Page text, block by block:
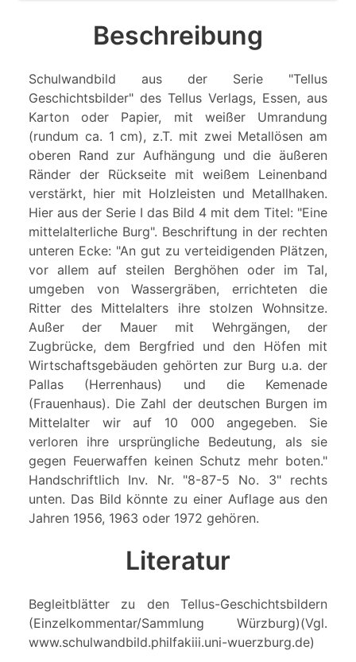
Beschreibung
Schulwandbild aus der Serie "Tellus
Geschichtsbilder" des Tellus Verlags, Essen, aus
Karton oder Papier, mit weißer Umrandung
(rundum ca. 1 cm), z.T. mit zwei Metallösen am
oberen Rand zur Aufhängung und die äußeren
Ränder der Rückseite mit weißem Leinenband
verstärkt, hier mit Holzleisten und Metallhaken.
Hier aus der Serie I das Bild 4 mit dem Titel: "Eine
mittelalterliche Burg". Beschriftung in der rechten
unteren Ecke: "An gut zu verteidigenden Plätzen,
vor allem auf steilen Berghöhen oder im Tal,
umgeben von Wassergräben, errichteten die
Ritter des Mittelalters ihre stolzen Wohnsitze.
Außer der Mauer mit Wehrgängen, der
Zugbrücke, dem Bergfried und den Höfen mit
Wirtschaftsgebäuden gehörten zur Burg u.a. der
Pallas (Herrenhaus) und die Kemenade
(Frauenhaus). Die Zahl der deutschen Burgen im
Mittelalter wir auf 10 000 angegeben. Sie
verloren ihre ursprüngliche Bedeutung, als sie
gegen Feuerwaffen keinen Schutz mehr boten."
Handschriftlich Inv. Nr. "8-87-5 No. 3" rechts
unten. Das Bild könnte zu einer Auflage aus den
Jahren 1956, 1963 oder 1972 gehören.
Literatur
Begleitblätter zu den Tellus-Geschichtsbildern
(Einzelkommentar/Sammlung Würzburg)(Vgl.
www.schulwandbild.philfakiii.uni-wuerzburg.de)